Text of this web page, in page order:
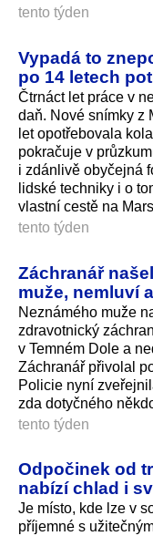
tento týden
Vypadá to
po 14 letech
Čtrnáct let práce v
daň. Nové snímky z
let opotřebovala
pokračuje v
i zdánlivě obyčejná
lidské techniky i o
vlastní cestě na
tento týden
Záchranář
muže, nemluví
Neznámého muže
zdravotnický
v Temném Dole a
Záchranář přivolal
Policie nyní
zda dotyčného
tento týden
Odpočinek od
nabízí chlad i
Je místo, kde lze v
příjemné s